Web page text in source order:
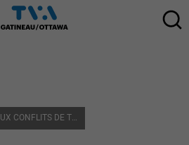
DEUX CONFLITS DE TRAVAIL PERTURBENT DES SECTEURS NÉVRALGIQUES PARTOUT AU QUÉBEC